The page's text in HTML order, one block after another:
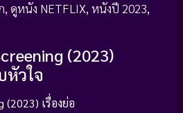
, ดูหนัง NETFLIX, หนังปี 2023,
(2023)
หัวใจ
(2023) เรื่องย่อ